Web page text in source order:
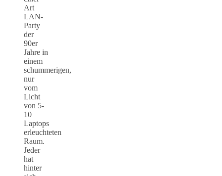
Art
LAN-
Party
der
90er
Jahre in
einem
schummerigen,
nur
vom
Licht
von 5-
10
Laptops
erleuchteten
Raum.
Jeder
hat
hinter